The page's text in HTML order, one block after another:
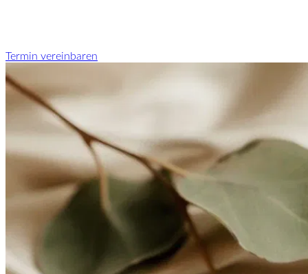
Termin vereinbaren